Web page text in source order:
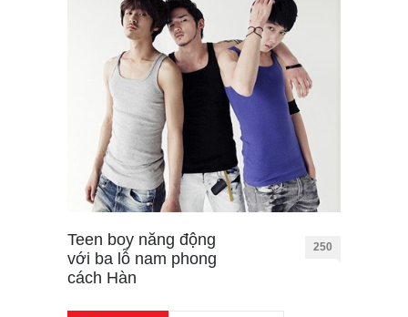
Teen boy năng động
với ba lỗ nam phong
cách Hàn
250